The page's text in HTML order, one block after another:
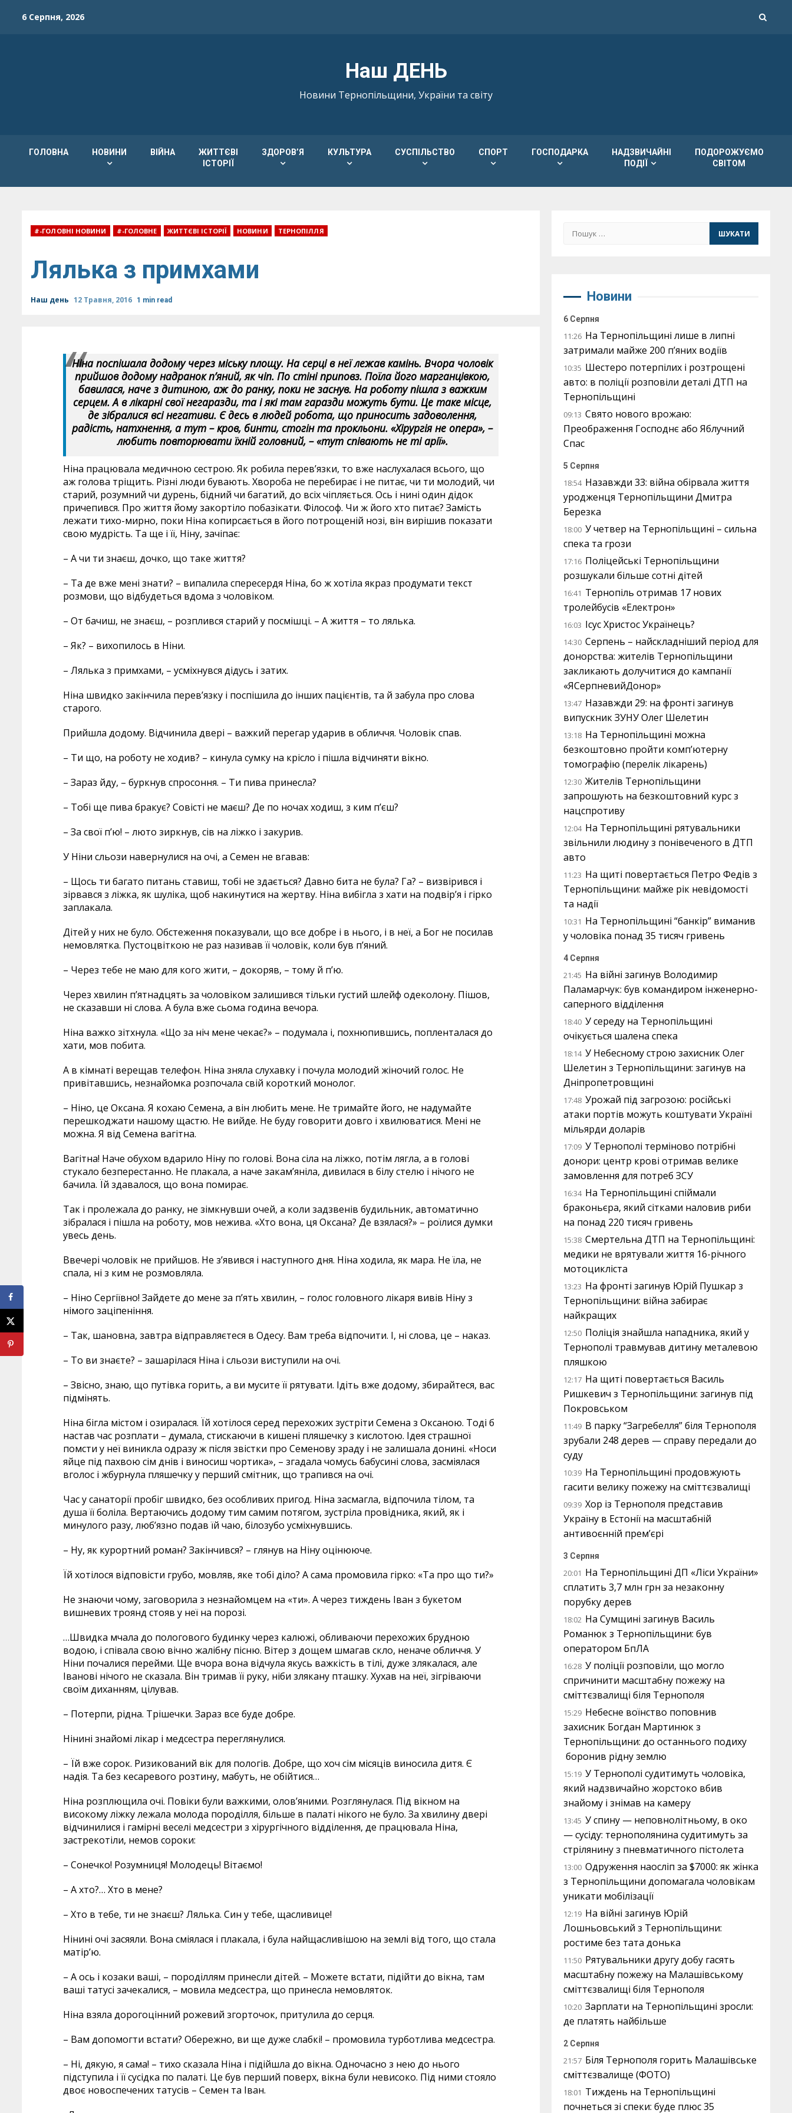
6 Серпня, 2026
Наш ДЕНЬ
Новини Тернопільщини, України та світу
ГОЛОВНА НОВИНИ ВІЙНА
ЖИТТЄВІ
ІСТОРІЇ
ЗДОРОВ’Я КУЛЬТУРА СУСПІЛЬСТВО СПОРТ ГОСПОДАРКА
НАДЗВИЧАЙНІ
ПОДІЇ
ПОДОРОЖУЄМО
СВІТОМ
#-ГОЛОВНІ НОВИНИ #-ГОЛОВНЕ ЖИТТЄВІ ІСТОРІЇ НОВИНИ ТЕРНОПІЛЛЯ
Лялька з примхами
Наш день 12 Травня, 2016 1 min read
Ніна поспішала додому через міську площу. На серці в неї лежав камінь. Вчора чоловік
прийшов додому надранок п’яний, як чіп. По стіні приповз. Поїла його марганцівкою,
бавилася, наче з дитиною, аж до ранку, поки не заснув. На роботу пішла з важким
серцем. А в лікарні свої негаразди, та і які там гаразди можуть бути. Це таке місце,
де зібралися всі негативи. Є десь в людей робота, що приносить задоволення,
радість, натхнення, а тут – кров, бинти, стогін та прокльони. «Хірургія не опера», –
любить повторювати їхній головний, – «тут співають не ті арії».
Ніна працювала медичною сестрою. Як робила перев’язки, то вже наслухалася всього, що
аж голова тріщить. Різні люди бувають. Хвороба не перебирає і не питає, чи ти молодий, чи
старий, розумний чи дурень, бідний чи багатий, до всіх чіпляється. Ось і нині один дідок
причепився. Про життя йому закортіло побазікати. Філософ. Чи ж його хто питає? Замість
лежати тихо-мирно, поки Ніна копирсається в його потрощеній нозі, він вирішив показати
свою мудрість. Та ще і її, Ніну, зачіпає:
– А чи ти знаєш, дочко, що таке життя?
– Та де вже мені знати? – випалила спересердя Ніна, бо ж хотіла якраз продумати текст
розмови, що відбудеться вдома з чоловіком.
– От бачиш, не знаєш, – розплився старий у посмішці. – А життя – то лялька.
– Як? – вихопилось в Ніни.
– Лялька з примхами, – усміхнувся дідусь і затих.
Ніна швидко закінчила перев’язку і поспішила до інших пацієнтів, та й забула про слова
старого.
Прийшла додому. Відчинила двері – важкий перегар ударив в обличчя. Чоловік спав.
– Ти що, на роботу не ходив? – кинула сумку на крісло і пішла відчиняти вікно.
– Зараз йду, – буркнув спросоння. – Ти пива принесла?
– Тобі ще пива бракує? Совісті не маєш? Де по ночах ходиш, з ким п’єш?
– За свої п’ю! – люто зиркнув, сів на ліжко і закурив.
У Ніни сльози навернулися на очі, а Семен не вгавав:
– Щось ти багато питань ставиш, тобі не здається? Давно бита не була? Га? – визвірився і
зірвався з ліжка, як шуліка, щоб накинутися на жертву. Ніна вибігла з хати на подвір’я і гірко
заплакала.
Дітей у них не було. Обстеження показували, що все добре і в нього, і в неї, а Бог не посилав
немовлятка. Пустоцвіткою не раз називав її чоловік, коли був п’яний.
– Через тебе не маю для кого жити, – докоряв, – тому й п’ю.
Через хвилин п’ятнадцять за чоловіком залишився тільки густий шлейф одеколону. Пішов,
не сказавши ні слова. А була вже сьома година вечора.
Ніна важко зітхнула. «Що за ніч мене чекає?» – подумала і, похнюпившись, попленталася до
хати, мов побита.
А в кімнаті верещав телефон. Ніна зняла слухавку і почула молодий жіночий голос. Не
привітавшись, незнайомка розпочала свій короткий монолог.
– Ніно, це Оксана. Я кохаю Семена, а він любить мене. Не тримайте його, не надумайте
перешкоджати нашому щастю. Не вийде. Не буду говорити довго і хвилюватися. Мені не
можна. Я від Семена вагітна.
Вагітна! Наче обухом вдарило Ніну по голові. Вона сіла на ліжко, потім лягла, а в голові
стукало безперестанно. Не плакала, а наче закам’яніла, дивилася в білу стелю і нічого не
бачила. Їй здавалося, що вона помирає.
Так і пролежала до ранку, не зімкнувши очей, а коли задзвенів будильник, автоматично
зібралася і пішла на роботу, мов нежива. «Хто вона, ця Оксана? Де взялася?» – роїлися думки
увесь день.
Ввечері чоловік не прийшов. Не з’явився і наступного дня. Ніна ходила, як мара. Не їла, не
спала, ні з ким не розмовляла.
– Ніно Сергіївно! Зайдете до мене за п’ять хвилин, – голос головного лікаря вивів Ніну з
німого заціпеніння.
– Так, шановна, завтра відправляєтеся в Одесу. Вам треба відпочити. І, ні слова, це – наказ.
– То ви знаєте? – зашарілася Ніна і сльози виступили на очі.
– Звісно, знаю, що путівка горить, а ви мусите її рятувати. Ідіть вже додому, збирайтеся, вас
підмінять.
Ніна бігла містом і озиралася. Їй хотілося серед перехожих зустріти Семена з Оксаною. Тоді б
настав час розплати – думала, стискаючи в кишені пляшечку з кислотою. Ідея страшної
помсти у неї виникла одразу ж після звістки про Семенову зраду і не залишала донині. «Носи
яйце під пахвою сім днів і виносиш чортика», – згадала чомусь бабусині слова, засміялася
вголос і жбурнула пляшечку у перший смітник, що трапився на очі.
Час у санаторії пробіг швидко, без особливих пригод. Ніна засмагла, відпочила тілом, та
душа її боліла. Вертаючись додому тим самим потягом, зустріла провідника, який, як і
минулого разу, люб’язно подав їй чаю, білозубо усміхнувшись.
– Ну, як курортний роман? Закінчився? – глянув на Ніну оцінююче.
Їй хотілося відповісти грубо, мовляв, яке тобі діло? А сама промовила гірко: «Та про що ти?»
Не знаючи чому, заговорила з незнайомцем на «ти». А через тиждень Іван з букетом
вишневих троянд стояв у неї на порозі.
…Швидка мчала до пологового будинку через калюжі, обливаючи перехожих брудною
водою, і співала свою вічно жалібну пісню. Вітер з дощем шмагав скло, неначе обличчя. У
Ніни почалися перейми. Ще вчора вона відчула якусь важкість в тілі, дуже злякалася, але
Іванові нічого не сказала. Він тримав її руку, ніби злякану пташку. Хухав на неї, зігріваючи
своїм диханням, цілував.
– Потерпи, рідна. Трішечки. Зараз все буде добре.
Нінині знайомі лікар і медсестра переглянулися.
– Їй вже сорок. Ризикований вік для пологів. Добре, що хоч сім місяців виносила дитя. Є
надія. Та без кесаревого розтину, мабуть, не обійтися…
Ніна розплющила очі. Повіки були важкими, олов’яними. Розглянулася. Під вікном на
високому ліжку лежала молода породілля, більше в палаті нікого не було. За хвилину двері
відчинилися і гамірні веселі медсестри з хірургічного відділення, де працювала Ніна,
застрекотіли, немов сороки:
– Сонечко! Розумниця! Молодець! Вітаємо!
– А хто?… Хто в мене?
– Хто в тебе, ти не знаєш? Лялька. Син у тебе, щасливице!
Нінині очі засяяли. Вона сміялася і плакала, і була найщасливішою на землі від того, що стала
матір’ю.
– А ось і козаки ваші, – породіллям принесли дітей. – Можете встати, підійти до вікна, там
ваші татусі зачекалися, – мовила медсестра, що принесла немовляток.
Ніна взяла дорогоцінний рожевий згорточок, притулила до серця.
– Вам допомогти встати? Обережно, ви ще дуже слабкі! – промовила турботлива медсестра.
– Ні, дякую, я сама! – тихо сказала Ніна і підійшла до вікна. Одночасно з нею до нього
підступила і її сусідка по палаті. Це був перший поверх, вікна були невисоко. Під ними стояло
двоє новоспечених татусів – Семен та Іван.
Пошук:
Новини
6 Серпня
11:26 На Тернопільщині лише в липні
затримали майже 200 п’яних водіїв
10:35 Шестеро потерпілих і розтрощені
авто: в поліції розповіли деталі ДТП на
Тернопільщині
09:13 Свято нового врожаю:
Преображення Господнє або Яблучний
Спас
5 Серпня
18:54 Назавжди 33: війна обірвала життя
уродженця Тернопільщини Дмитра
Березка
18:00 У четвер на Тернопільщині – сильна
спека та грози
17:16 Поліцейські Тернопільщини
розшукали більше сотні дітей
16:41 Тернопіль отримав 17 нових
тролейбусів «Електрон»
16:03 Ісус Христос Українець?
14:30 Серпень – найскладніший період для
донорства: жителів Тернопільщини
закликають долучитися до кампанії
«ЯСерпневийДонор»
13:47 Назавжди 29: на фронті загинув
випускник ЗУНУ Олег Шелетин
13:18 На Тернопільщині можна
безкоштовно пройти комп’ютерну
томографію (перелік лікарень)
12:30 Жителів Тернопільщини
запрошують на безкоштовний курс з
нацспротиву
12:04 На Тернопільщині рятувальники
звільнили людину з понівеченого в ДТП
авто
11:23 На щиті повертається Петро Федів з
Тернопільщини: майже рік невідомості
та надії
10:31 На Тернопільщині “банкір” виманив
у чоловіка понад 35 тисяч гривень
4 Серпня
21:45 На війні загинув Володимир
Паламарчук: був командиром інженерно-
саперного відділення
18:40 У середу на Тернопільщині
очікується шалена спека
18:14 У Небесному строю захисник Олег
Шелетин з Тернопільщини: загинув на
Дніпропетровщині
17:48 Урожай під загрозою: російські
атаки портів можуть коштувати Україні
мільярди доларів
17:09 У Тернополі терміново потрібні
донори: центр крові отримав велике
замовлення для потреб ЗСУ
16:34 На Тернопільщині спіймали
браконьєра, який сітками наловив риби
на понад 220 тисяч гривень
15:38 Смертельна ДТП на Тернопільщині:
медики не врятували життя 16-річного
мотоцикліста
13:23 На фронті загинув Юрій Пушкар з
Тернопільщини: війна забирає
найкращих
12:50 Поліція знайшла нападника, який у
Тернополі травмував дитину металевою
пляшкою
12:17 На щиті повертається Василь
Ришкевич з Тернопільщини: загинув під
Покровськом
11:49 В парку “Загребелля” біля Тернополя
зрубали 248 дерев — справу передали до
суду
10:39 На Тернопільщині продовжують
гасити велику пожежу на сміттєзвалищі
09:39 Хор із Тернополя представив
Україну в Естонії на масштабній
антивоєнній прем’єрі
3 Серпня
20:01 На Тернопільщині ДП «Ліси України»
сплатить 3,7 млн грн за незаконну
порубку дерев
18:02 На Сумщині загинув Василь
Романюк з Тернопільщини: був
оператором БпЛА
16:28 У поліції розповіли, що могло
спричинити масштабну пожежу на
сміттєзвалищі біля Тернополя
15:29 Небесне воїнство поповнив
захисник Богдан Мартинюк з
Тернопільщини: до останнього подиху
боронив рідну землю
15:19 У Тернополі судитимуть чоловіка,
який надзвичайно жорстоко вбив
знайому і знімав на камеру
13:45 У спину — неповнолітньому, в око
— сусіду: тернополянина судитимуть за
стрілянину з пневматичного пістолета
13:00 Одруження наосліп за $7000: як жінка
з Тернопільщини допомагала чоловікам
уникати мобілізації
12:19 На війні загинув Юрій
Лошньовський з Тернопільщини:
ростиме без тата донька
11:50 Рятувальники другу добу гасять
масштабну пожежу на Малашівському
сміттєзвалищі біля Тернополя
10:20 Зарплати на Тернопільщині зросли:
де платять найбільше
2 Серпня
21:57 Біля Тернополя горить Малашівське
сміттєзвалище (ФОТО)
18:01 Тиждень на Тернопільщині
почнеться зі спеки: буде плюс 35